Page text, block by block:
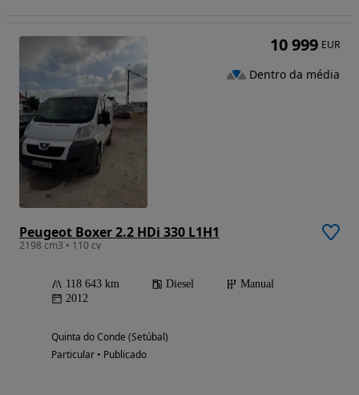
Peugeot Boxer 2.2 HDi 330 L1H1
2198 cm3 • 110 cv
118 643 km Diesel
Manual
2012
Quinta do Conde (Setúbal)
Particular • Publicado
10 999 EUR
Dentro da média